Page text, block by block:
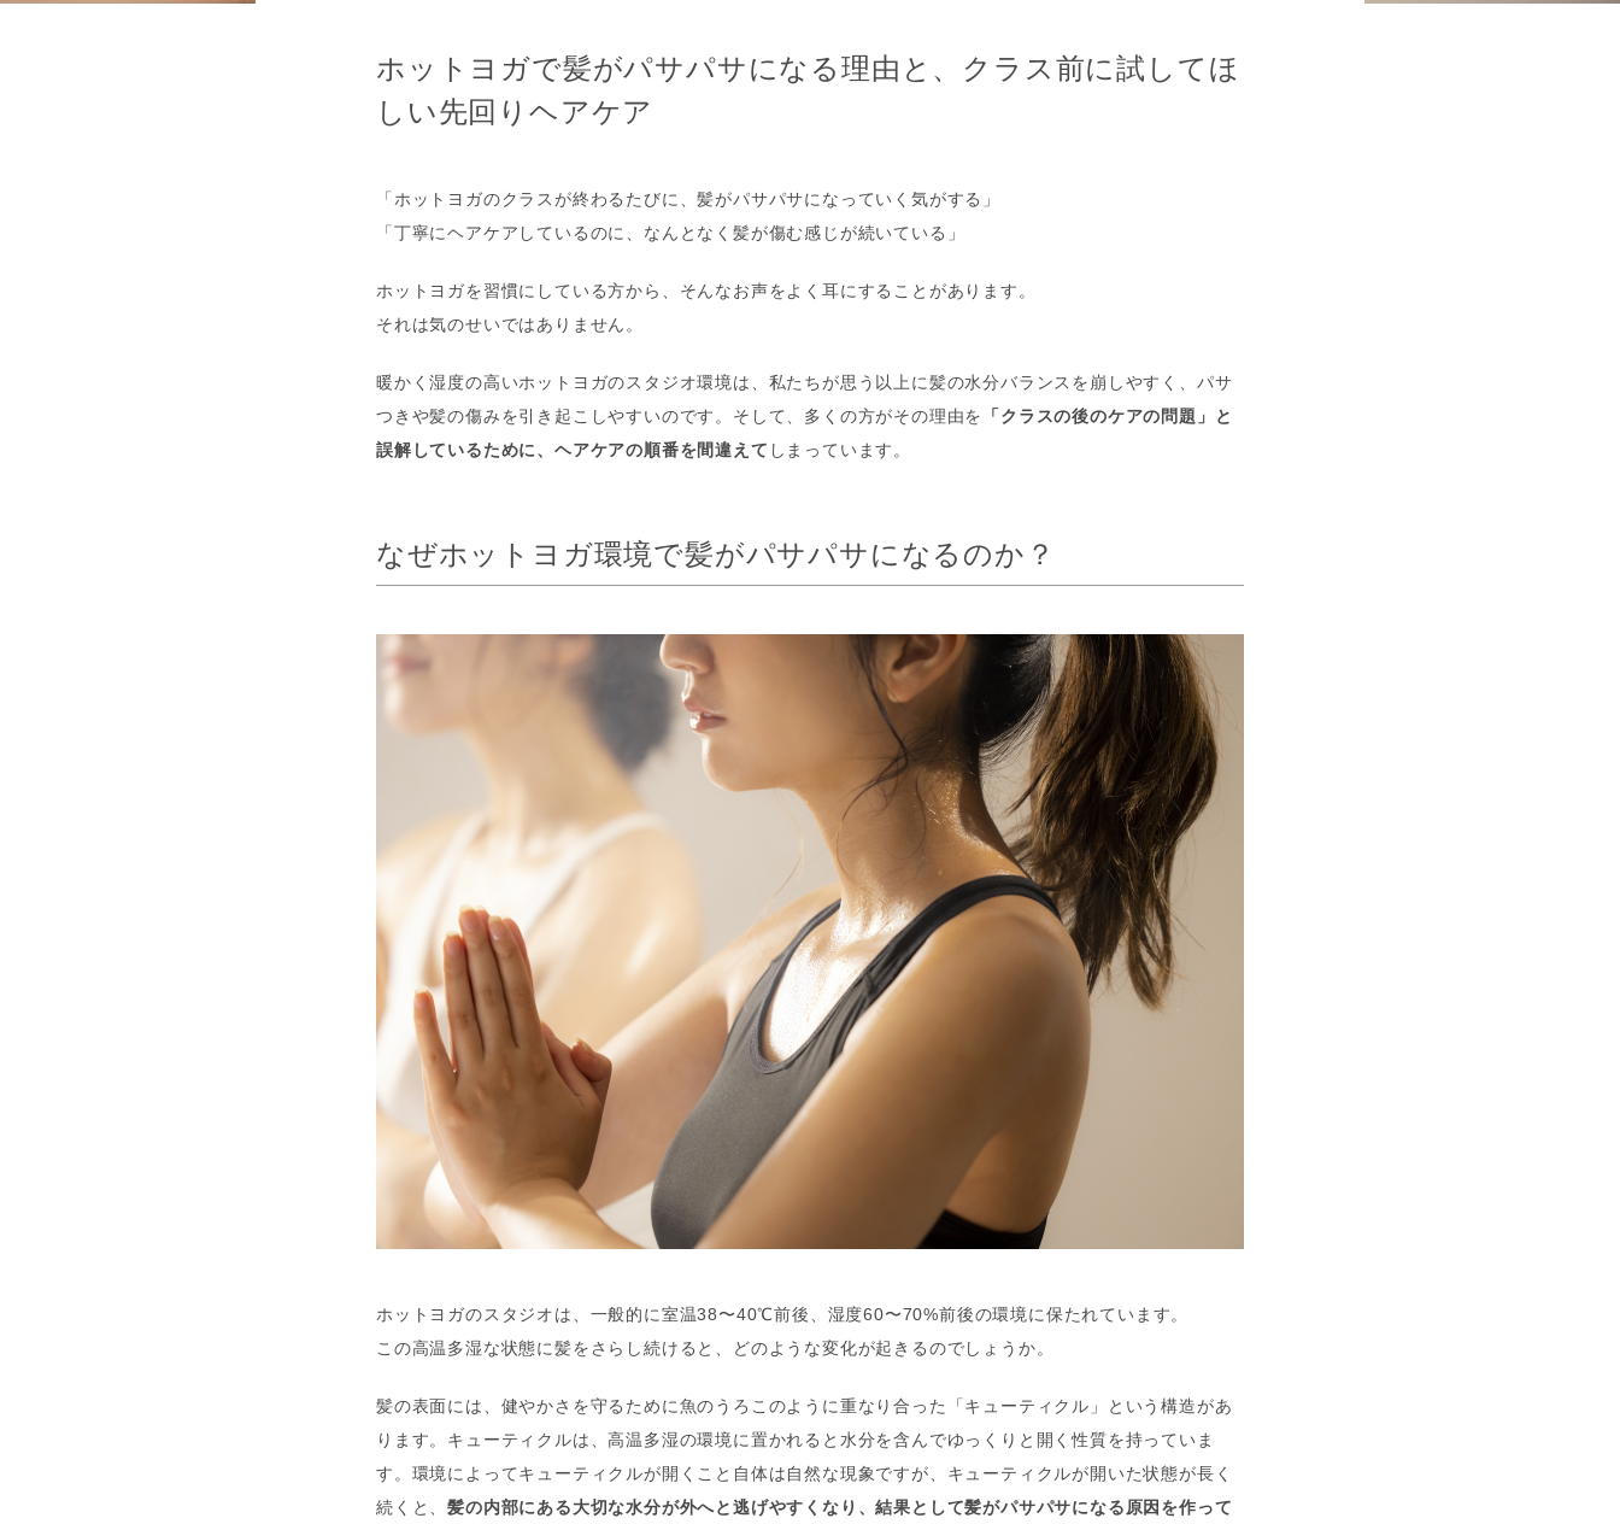
ホットヨガで髪がパサパサになる理由と、クラス前に試してほ
しい先回りヘアケア
「ホットヨガのクラスが終わるたびに、髪がパサパサになっていく気がする」
「丁寧にヘアケアしているのに、なんとなく髪が傷む感じが続いている」
ホットヨガを習慣にしている方から、そんなお声をよく耳にすることがあります。
それは気のせいではありません。
暖かく湿度の高いホットヨガのスタジオ環境は、私たちが思う以上に髪の水分バランスを崩しやすく、パサ
つきや髪の傷みを引き起こしやすいのです。そして、多くの方がその理由を
「クラスの後のケアの問題」と
誤解しているために、ヘアケアの順番を間違えて しまっています。
なぜホットヨガ環境で髪がパサパサになるのか？
ホットヨガのスタジオは、一般的に室温38〜40℃前後、湿度60〜70%前後の環境に保たれています。
この高温多湿な状態に髪をさらし続けると、どのような変化が起きるのでしょうか。
髪の表面には、健やかさを守るために魚のうろこのように重なり合った「キューティクル」という構造があ
ります。キューティクルは、高温多湿の環境に置かれると水分を含んでゆっくりと開く性質を持っていま
す。環境によってキューティクルが開くこと自体は自然な現象ですが、キューティクルが開いた状態が長く
続くと、髪の内部にある大切な水分が外へと逃げやすくなり、結果として髪がパサパサになる原因を作って